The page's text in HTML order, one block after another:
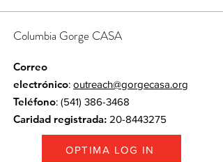
Columbia Gorge CASA
Correo
electrónico: outreach@gorgecasa.org
Teléfono: (541) 386-3468
Caridad registrada: 20-8443275
OPTIMA LOG IN